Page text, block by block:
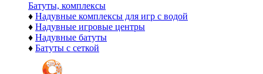
Батуты, комплексы
♦ Надувные комплексы для игр с водой
♦ Надувные игровые центры
♦ Надувные батуты
♦ Батуты с сеткой